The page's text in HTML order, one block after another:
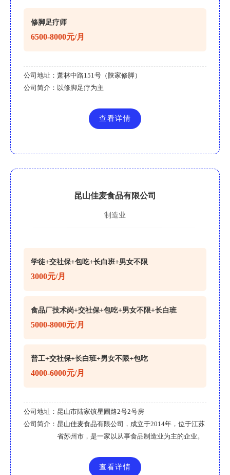
修脚足疗师
6500-8000元/月
公司地址： 萧林中路151号（陕家修脚）
公司简介： 以修脚足疗为主
查看详情
昆山佳麦食品有限公司
制造业
学徒+交社保+包吃+长白班+男女不限
3000元/月
食品厂技术岗+交社保+包吃+男女不限+长白班
5000-8000元/月
普工+交社保+长白班+男女不限+包吃
4000-6000元/月
公司地址： 昆山市陆家镇星圃路2号2号房
公司简介： 昆山佳麦食品有限公司，成立于2014年，位于江苏
省苏州市，是一家以从事食品制造业为主的企业。
查看详情